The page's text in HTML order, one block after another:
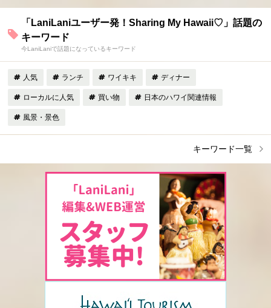
「LaniLaniユーザー発！Sharing My Hawaii♡」話題の
キーワード
今LaniLaniで話題になっているキーワード
人気 ランチ ワイキキ ディナー
ローカルに人気 買い物 日本のハワイ関連情報
風景・景色
キーワード一覧